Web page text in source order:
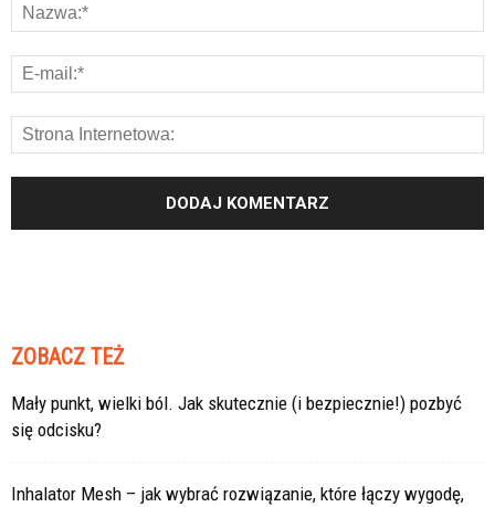
ZOBACZ TEŻ
Mały punkt, wielki ból. Jak skutecznie (i bezpiecznie!) pozbyć
się odcisku?
Inhalator Mesh – jak wybrać rozwiązanie, które łączy wygodę,